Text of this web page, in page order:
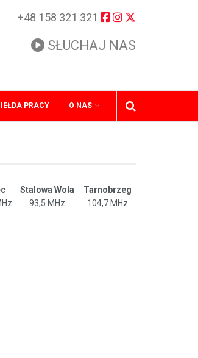
+48 158 321 321
SŁUCHAJ NAS
PRACY O NAS
Stalowa Wola
Tarnobrzeg
93,5 MHz 104,7 MHz